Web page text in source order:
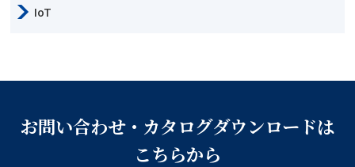
IoT
お問い合わせ・カタログダウンロードは
こちらから